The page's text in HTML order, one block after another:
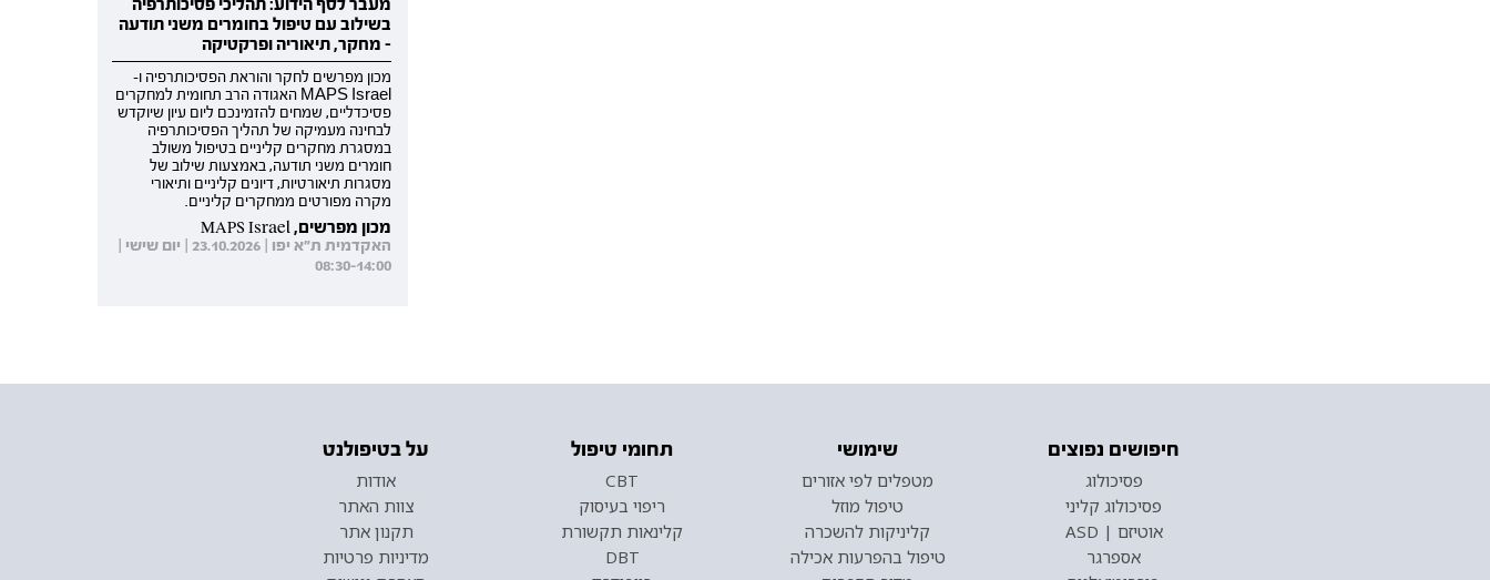
מעבר לסף הידוע: תהליכי פסיכותרפיה
בשילוב עם טיפול בחומרים משני תודעה
- מחקר, תיאוריה ופרקטיקה
מכון מפרשים לחקר והוראת הפסיכותרפיה ו-
MAPS Israel האגודה הרב תחומית למחקרים
פסיכדליים, שמחים להזמינכם ליום עיון שיוקדש
לבחינה מעמיקה של תהליך הפסיכותרפיה
במסגרת מחקרים קליניים בטיפול משולב
חומרים משני תודעה, באמצעות שילוב של
מסגרות תיאורטיות, דיונים קליניים ותיאורי
מקרה מפורטים ממחקרים קליניים.
מכון מפרשים, MAPS Israel
האקדמית ת"א יפו | 23.10.2026 | יום שישי |
08:30-14:00
חיפושים נפוצים
פסיכולוג
פסיכולוג קליני
אוטיזם | ASD
אספרגר
שימושי
מטפלים לפי אזורים
טיפול מוזל
קליניקות להשכרה
טיפול בהפרעות אכילה
תחומי טיפול
CBT
ריפוי בעיסוק
קלינאות תקשורת
DBT
על בטיפולנט
אודות
צוות האתר
תקנון אתר
מדיניות פרטיות